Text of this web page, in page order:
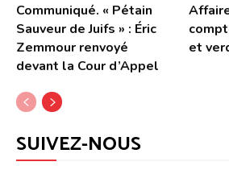
Communiqué. « Pétain
Sauveur de Juifs » : Éric
Zemmour renvoyé
devant la Cour d’Appel
et
SUIVEZ-NOUS